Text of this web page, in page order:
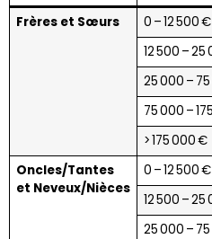
Frères et Sœurs
0 – 12 500 €
12 500 –
25 000 –
75 000 –
> 175 000 €
Oncles/Tantes
et Neveux/Nièces
0 – 12 500 €
12 500 –
25 000 –